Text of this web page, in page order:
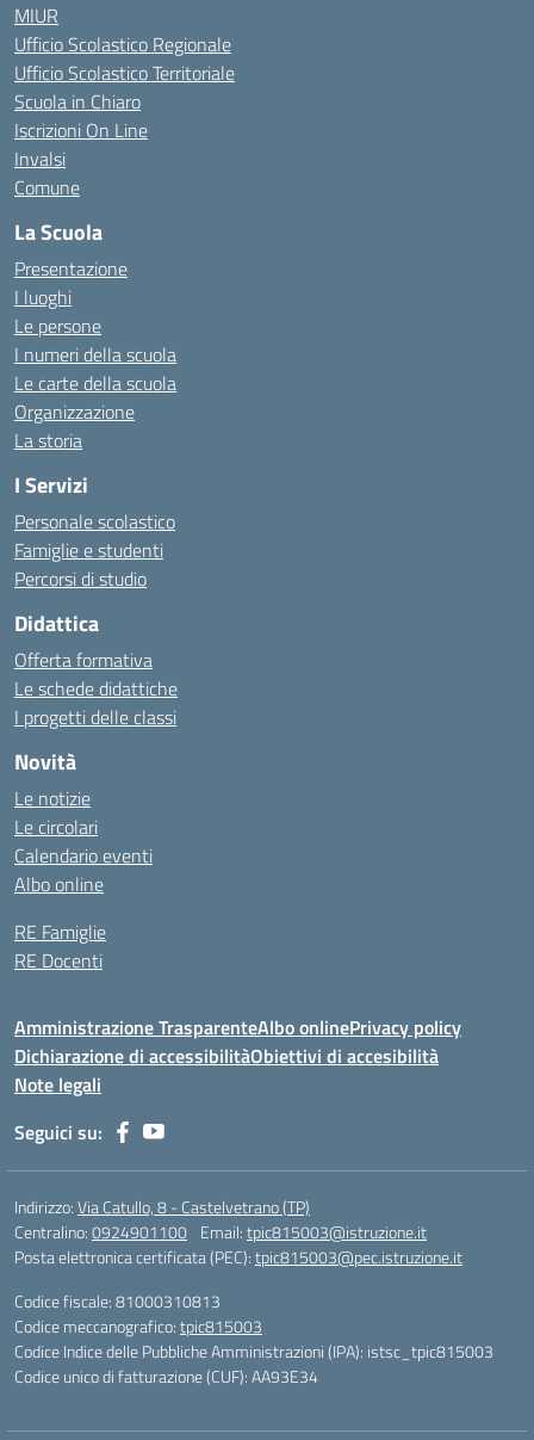
MIUR
Ufficio Scolastico Regionale
Ufficio Scolastico Territoriale
Scuola in Chiaro
Iscrizioni On Line
Invalsi
Comune
La Scuola
Presentazione
I luoghi
Le persone
I numeri della scuola
Le carte della scuola
Organizzazione
La storia
I Servizi
Personale scolastico
Famiglie e studenti
Percorsi di studio
Didattica
Offerta formativa
Le schede didattiche
I progetti delle classi
Novità
Le notizie
Le circolari
Calendario eventi
Albo online
RE Famiglie
RE Docenti
Amministrazione TrasparenteAlbo onlinePrivacy policy
Dichiarazione di accessibilitàObiettivi di accesibilità
Note legali
Seguici su:
Indirizzo:Via Catullo, 8 - Castelvetrano (TP)
Centralino:0924901100 Email:tpic815003@istruzione.it
Posta elettronica certificata (PEC):tpic815003@pec.istruzione.it
Codice fiscale: 81000310813
Codice meccanografico:tpic815003
Codice Indice delle Pubbliche Amministrazioni (IPA): istsc_tpic815003
Codice unico di fatturazione (CUF): AA93E34